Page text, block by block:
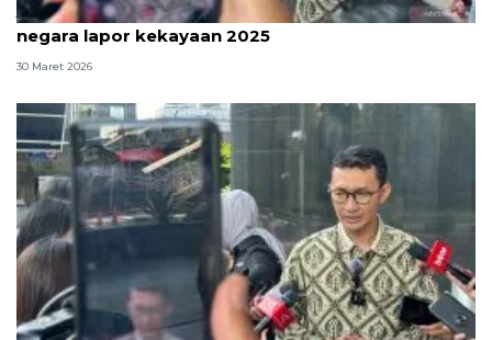
Jelang tenggat, KPK ingatkan penyelenggara
negara lapor kekayaan 2025
30 Maret 2026